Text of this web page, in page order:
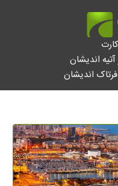
اندیشان
اندیشان
||